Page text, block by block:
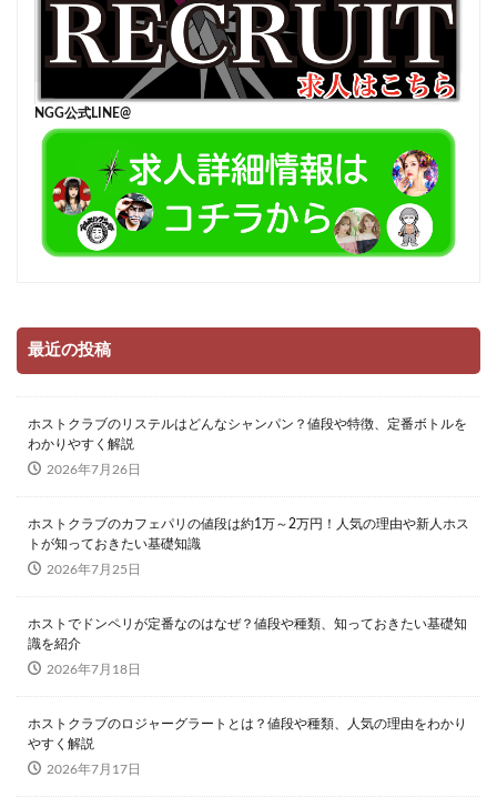
NGG公式LINE@
最近の投稿
ホストクラブのリステルはどんなシャンパン？値段や特徴、定番ボトルを
わかりやすく解説
2026年7月26日
ホストクラブのカフェパリの値段は約1万～2万円！人気の理由や新人ホス
トが知っておきたい基礎知識
2026年7月25日
ホストでドンペリが定番なのはなぜ？値段や種類、知っておきたい基礎知
識を紹介
2026年7月18日
ホストクラブのロジャーグラートとは？値段や種類、人気の理由をわかり
やすく解説
2026年7月17日